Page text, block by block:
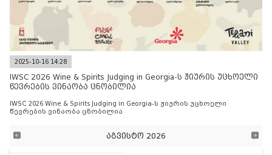
2025-10-16 14:28
IWSC 2026 Wine & Spirits Judging in Georgia-ს ჟიურის უცხოელი
წევრების ვინაობა ცნობილია
IWSC 2026 Wine & Spirits Judging in Georgia-ს ჟიურის უცხოელი
წევრების ვინაობა ცნობილია
აგვისტო 2026